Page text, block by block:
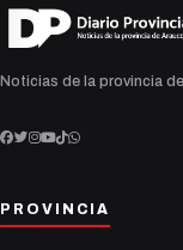
Noticias de la provincia
PROVINCIA